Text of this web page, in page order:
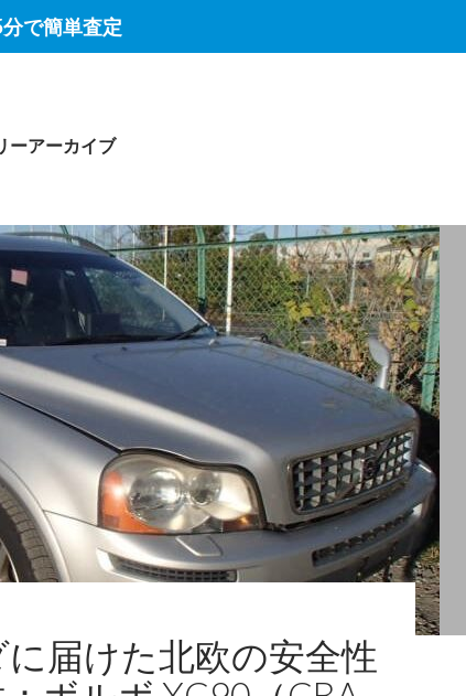
で簡単査定
ーアーカイブ
届けた北欧の安全性